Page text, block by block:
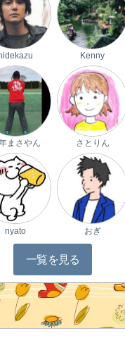
hidekazu Kenny
まさやん さとりん
nyato おぎ
一覧を見る